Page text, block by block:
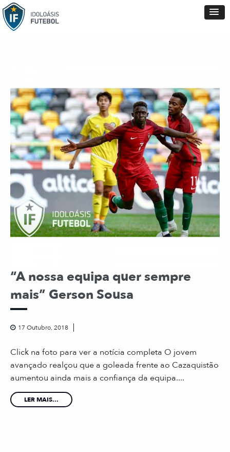
“A nossa equipa quer sempre
mais” Gerson Sousa
17 Outubro, 2018
Click na foto para ver a notícia completa O jovem
avançado realçou que a goleada frente ao Cazaquistão
aumentou ainda mais a confiança da equipa....
LER MAIS...